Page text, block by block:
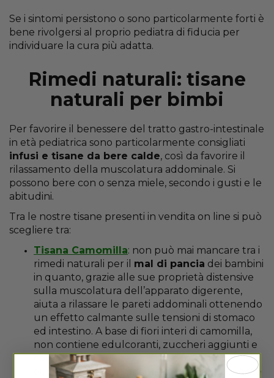
Se i sintomi persistono o sono particolarmente forti è
bene rivolgersi al proprio pediatra di fiducia per
individuare la cura più adatta.
Rimedi naturali: tisane
naturali per bimbi
Per favorire il benessere del tratto gastro-intestinale
in età pediatrica sono particolarmente consigliati
infusi e tisane da bere calde, così da favorire il
rilassamento della muscolatura addominale. Si
possono bere con o senza miele, secondo i gusti e le
abitudini.
Tra le nostre tisane presenti in vendita on line si può
scegliere tra:
Tisana Camomilla: non può mai mancare tra i
rimedi naturali per il mal di pancia dei bambini
in quanto, grazie alle sue proprietà distensive
sulla muscolatura dell’apparato digerente,
aiuta a rilassare le pareti addominali ottenendo
un effetto calmante sulle tensioni di stomaco
ed intestino. A base di fiori interi di camomilla,
non contiene edulcoranti, zuccheri aggiunti e
coloranti. Si prepara un infuso (mettendo 1
cucchiaio di fiori in una tazza di acqua bollente